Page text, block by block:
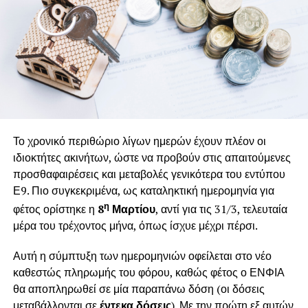
έχουν ως εξής:
4% εφόσον η δήλωση υποβληθεί έως τις 30/04
3% (υποβολή έως τις 15/06)
2% (υποβολή έως τις 15/07)
Αυτοματοποιημένες εκκαθαρίσεις
Για μια μερίδα μισθωτών και συνταξιούχων, η ΑΑΔΕ έχει
ήδη ανακοινώσει ότι στις 25 Απριλίου πρόκειται να
προβεί σε αυτοματοποιημένη υποβολή της δήλωσης. Τα
κριτήρια επιλογής βέβαια δεν είναι τυχαία, συνήθως
πρόκειται για πολίτες με ένα συγκεκριμένο φορολογικό
προφίλ, όπου συνήθως δεν εμφανίζονται εισοδήματα από
λοιπές, πλην της βασικής τους πηγής εισοδημάτων. Παρ’
όλα αυτά, και σε αυτές τις περιπτώσεις προτείνεται να
γίνεται ένας σχετικός έλεγχος, καθώς δεν αποκλείεται α) η
ΑΑΔΕ να μην έχει λάβει κάποια συγκεκριμένα δεδομένα
Το χρονικό περιθώριο λίγων ημερών έχουν πλέον οι
ιδιοκτήτες ακινήτων, ώστε να προβούν στις απαιτούμενες
προσθαφαιρέσεις και μεταβολές γενικότερα του εντύπου
Ε9. Πιο συγκεκριμένα, ως καταληκτική ημερομηνία για
φέτος ορίστηκε η 8ηΜαρτίου, αντί για τις 31/3, τελευταία
μέρα του τρέχοντος μήνα, όπως ίσχυε μέχρι πέρσι.
Αυτή η σύμπτυξη των ημερομηνιών οφείλεται στο νέο
καθεστώς πληρωμής του φόρου, καθώς φέτος ο ΕΝΦΙΑ
θα αποπληρωθεί σε μία παραπάνω δόση (οι δόσεις